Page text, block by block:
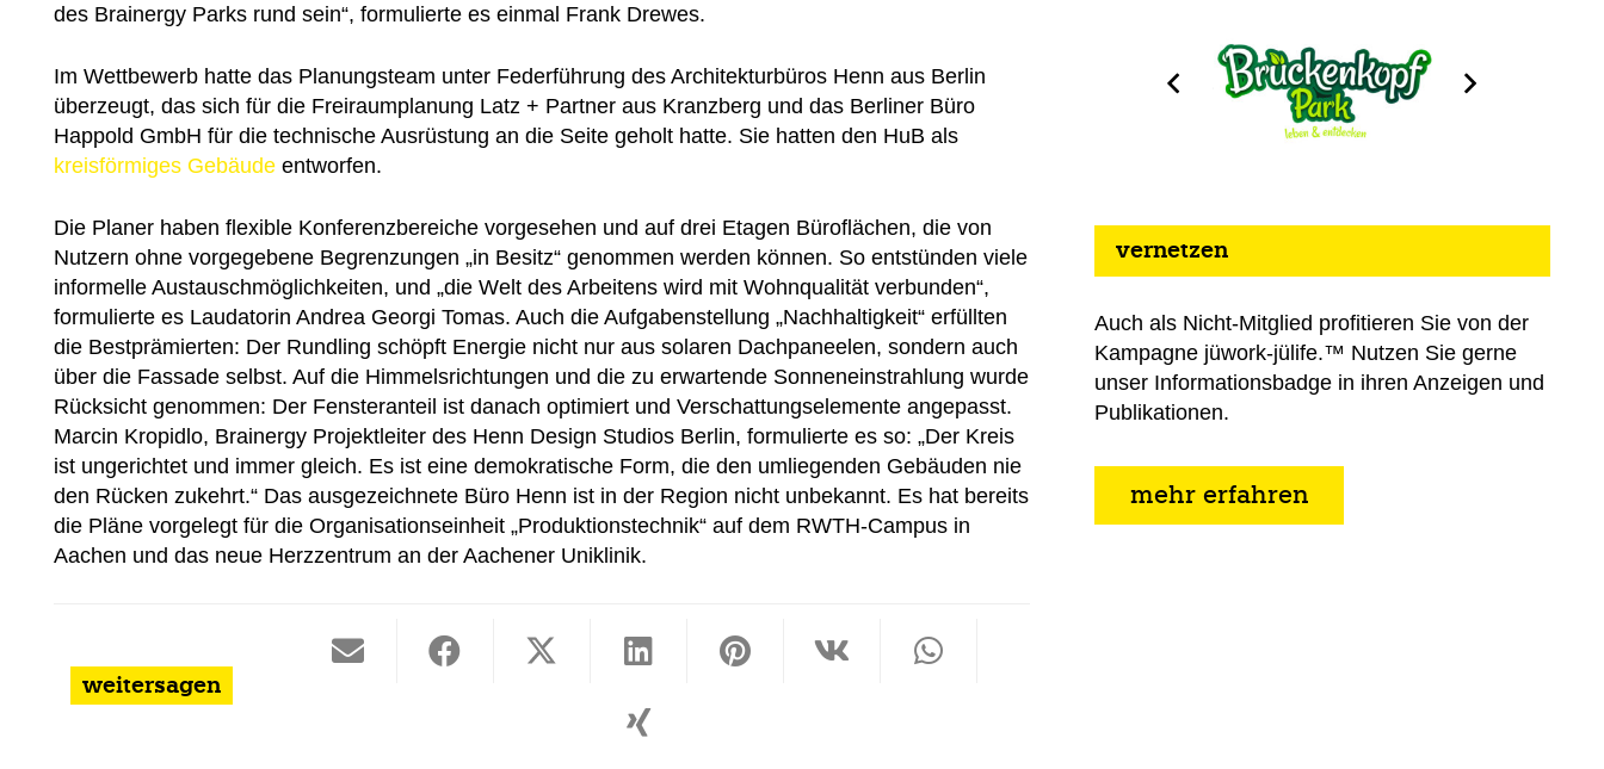
des Brainergy Parks rund sein“, formulierte es einmal Frank Drewes.
Im Wettbewerb hatte das Planungsteam unter Federführung des Architekturbüros Henn aus Berlin
überzeugt, das sich für die Freiraumplanung Latz + Partner aus Kranzberg und das Berliner Büro
Happold GmbH für die technische Ausrüstung an die Seite geholt hatte. Sie hatten den HuB als
kreisförmiges Gebäude entworfen.
Die Planer haben flexible Konferenzbereiche vorgesehen und auf drei Etagen Büroflächen, die von
Nutzern ohne vorgegebene Begrenzungen „in Besitz“ genommen werden können. So entstünden viele
informelle Austauschmöglichkeiten, und „die Welt des Arbeitens wird mit Wohnqualität verbunden“,
formulierte es Laudatorin Andrea Georgi Tomas. Auch die Aufgabenstellung „Nachhaltigkeit“ erfüllten
die Bestprämierten: Der Rundling schöpft Energie nicht nur aus solaren Dachpaneelen, sondern auch
über die Fassade selbst. Auf die Himmelsrichtungen und die zu erwartende Sonneneinstrahlung wurde
Rücksicht genommen: Der Fensteranteil ist danach optimiert und Verschattungselemente angepasst.
Marcin Kropidlo, Brainergy Projektleiter des Henn Design Studios Berlin, formulierte es so: „Der Kreis
ist ungerichtet und immer gleich. Es ist eine demokratische Form, die den umliegenden Gebäuden nie
den Rücken zukehrt.“ Das ausgezeichnete Büro Henn ist in der Region nicht unbekannt. Es hat bereits
die Pläne vorgelegt für die Organisationseinheit „Produktionstechnik“ auf dem RWTH-Campus in
Aachen und das neue Herzzentrum an der Aachener Uniklinik.
weitersagen
vernetzen
Auch als Nicht-Mitglied profitieren Sie von der
Kampagne jüwork-jülife.™ Nutzen Sie gerne
unser Informationsbadge in ihren Anzeigen und
Publikationen.
mehr erfahren